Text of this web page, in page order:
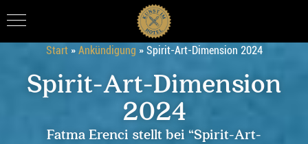
Start» Ankündigung » Spirit-Art-Dimension 2024
Spirit-Art-Dimension
2024
Fatma Erenci stellt bei “Spirit-Art-